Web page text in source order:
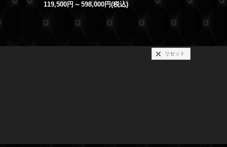
119,500円 ～ 598,000円(税込)
リセット